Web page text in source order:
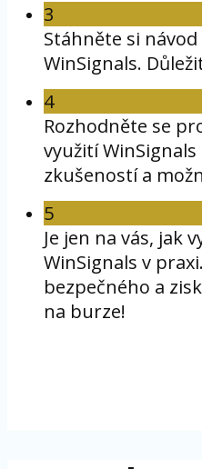
3
Stáhněte si
WinSignals.
4
Rozhodněte se
využití
zkušeností a
5
Je jen na vás, jak
WinSignals v
bezpečného a
na burze!